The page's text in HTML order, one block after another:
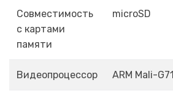
Совместимость
с картами
памяти
microSD
Видеопроцессор ARM Mali-G71